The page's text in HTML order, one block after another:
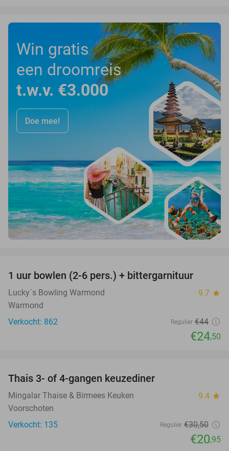
Win gratis
een droomreis
t.w.v. €3.000
Doe mee!
1 uur bowlen (2-6 pers.) + bittergarnituur
Lucky´s Bowling Warmond 9.7 star
Warmond
Verkocht: 862
Regulier €44
€24,50
Thais 3- of 4-gangen keuzediner
Mingalar Thaise & Birmees Keuken 9.4 star
Voorschoten
Verkocht: 135
Regulier €30,50
€20,95